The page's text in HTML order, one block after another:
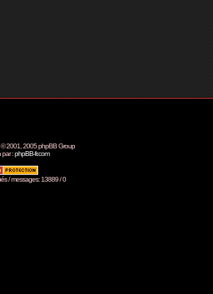
2001, 2005 phpBB Group
par :phpBB-fr.com
/ messages: 13889 / 0